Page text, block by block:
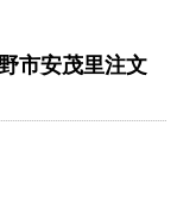
市安茂里注文